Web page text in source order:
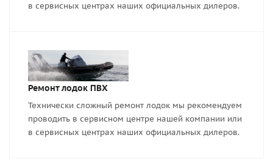
в сервисных центрах наших официальных дилеров.
Ремонт лодок ПВХ
Технически сложный ремонт лодок мы рекомендуем
проводить в сервисном центре нашей компании или
в сервисных центрах наших официальных дилеров.